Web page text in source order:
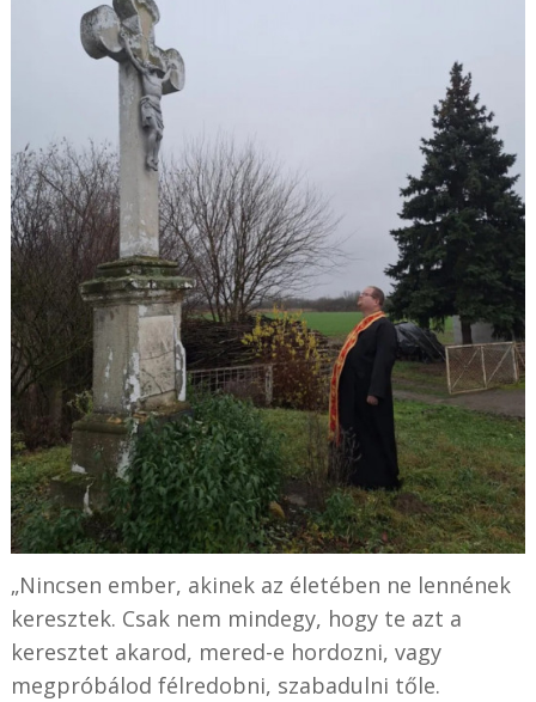
„Nincsen ember, akinek az életében ne lennének
keresztek. Csak nem mindegy, hogy te azt a
keresztet akarod, mered-e hordozni, vagy
megpróbálod félredobni, szabadulni tőle.